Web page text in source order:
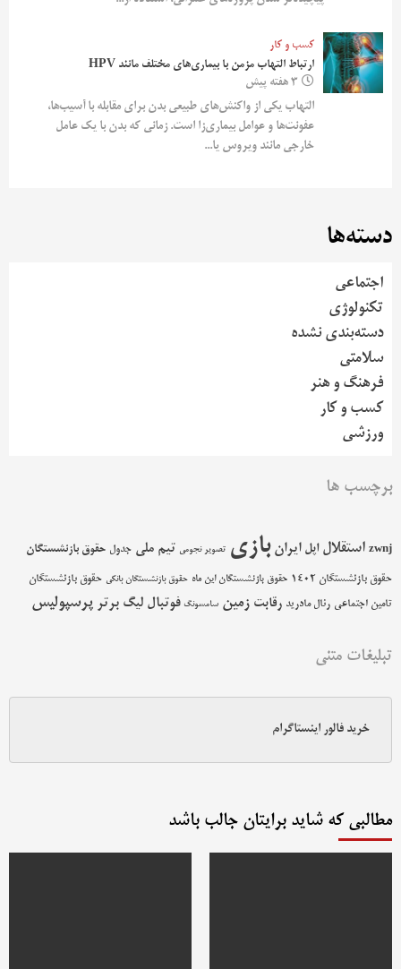
کسب و کار
ارتباط التهاب مزمن با بیماری‌های مختلف مانند HPV
3 هفته پیش
التهاب یکی از واکنش‌های طبیعی بدن برای مقابله با آسیب‌ها،
عفونت‌ها و عوامل بیماری‌زا است. زمانی که بدن با یک عامل
خارجی مانند ویروس یا...
دسته‌ها
اجتماعی
تکنولوژی
دسته‌بندی نشده
سلامتی
فرهنگ و هنر
کسب و کار
ورزشی
برچسب ها
zwnj استقلال اپل ایران بازی تصویر نجومی تیم ملی جدول حقوق بازنشستگان
حقوق بازنشستگان 1402 حقوق بازنشستگان این ماه حقوق بازنشستگان بانکی حقوق بازنشستگان
تامین اجتماعی رئال مادرید رقابت زمین سامسونگ فوتبال لیگ برتر پرسپولیس
تبلیغات متنی
خرید فالور اینستاگرام
مطالبی که شاید برایتان جالب باشد